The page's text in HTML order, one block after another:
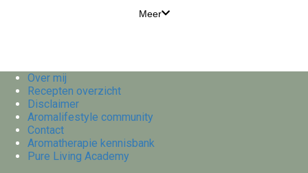
Meer
Over mij
Recepten overzicht
Disclaimer
Aromalifestyle community
Contact
Aromatherapie kennisbank
Pure Living Academy